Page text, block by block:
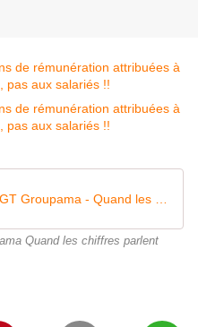
Quand les chiffres parlent